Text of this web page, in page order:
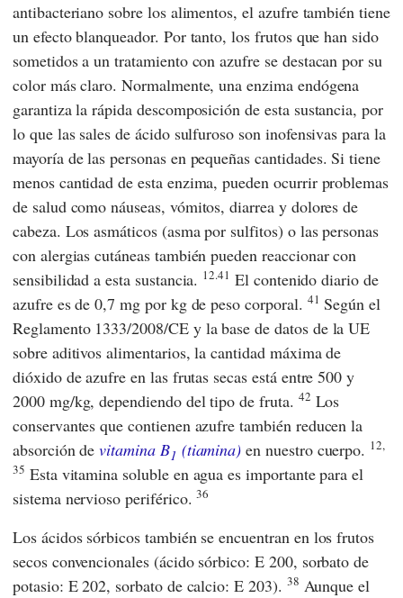
antibacteriano sobre los alimentos, el azufre también tiene
un efecto blanqueador. Por tanto, los frutos que han sido
sometidos a un tratamiento con azufre se destacan por su
color más claro. Normalmente, una enzima endógena
garantiza la rápida descomposición de esta sustancia, por
lo que las sales de ácido sulfuroso son inofensivas para la
mayoría de las personas en pequeñas cantidades. Si tiene
menos cantidad de esta enzima, pueden ocurrir problemas
de salud como náuseas, vómitos, diarrea y dolores de
cabeza. Los asmáticos (asma por sulfitos) o las personas
con alergias cutáneas también pueden reaccionar con
sensibilidad a esta sustancia. 12.41 El contenido diario de
azufre es de 0,7 mg por kg de peso corporal. 41 Segúnel
Reglamento 1333/2008/CEy la base de datos de la UE
sobre aditivos alimentarios, la cantidad máxima de
dióxido de azufre en las frutas secas está entre 500 y
2000 mg/kg, dependiendo del tipo de fruta. 42 Los
conservantes que contienen azufre también reducen la
absorción devitamina B1 (tiamina) en nuestro cuerpo. 12,
35 Esta vitamina soluble en agua es importante para el
sistema nervioso periférico.36
Los ácidos sórbicos también se encuentran en los frutos
secos convencionales (ácido sórbico: E 200, sorbato de
potasio: E 202, sorbato de calcio: E 203). 38 Aunque el